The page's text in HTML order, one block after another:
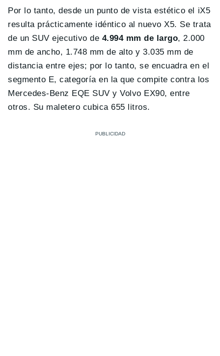
Por lo tanto, desde un punto de vista estético el iX5
resulta prácticamente idéntico al nuevo X5. Se trata
de un SUV ejecutivo de 4.994 mm de largo, 2.000
mm de ancho, 1.748 mm de alto y 3.035 mm de
distancia entre ejes; por lo tanto, se encuadra en el
segmento E, categoría en la que compite contra los
Mercedes-Benz EQE SUV y Volvo EX90, entre
otros. Su maletero cubica 655 litros.